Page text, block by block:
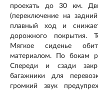
проехать до 30 км.
(переключение на
плавный ход и
дорожного покрытия.
Мягкое сиденье
материалом. По бокам
Спереди и сзади
багажники для
громкий звук